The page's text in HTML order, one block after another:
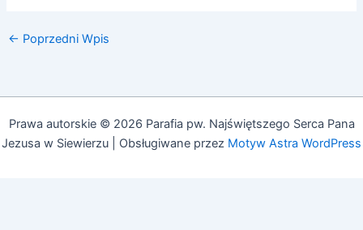
← Poprzedni Wpis
Prawa autorskie © 2026 Parafia pw. Najświętszego Serca Pana
Jezusa w Siewierzu | Obsługiwane przez Motyw Astra WordPress